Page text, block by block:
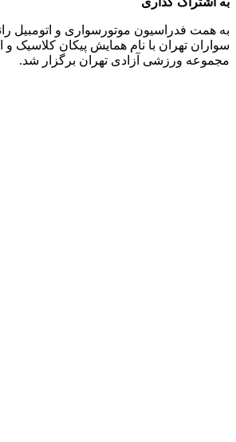
به همت فدراسیون موتورسواری و اتومبیل
سواران تهران با نام همایش پیکان کلاسیک و
مجموعه ورزشی آزادی تهران برگزار شد.